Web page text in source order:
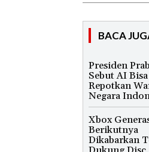
BACA
Presiden
Sebut AI Bisa
Repotkan
Negara
Xbox
Berikutnya
Dikabarkan